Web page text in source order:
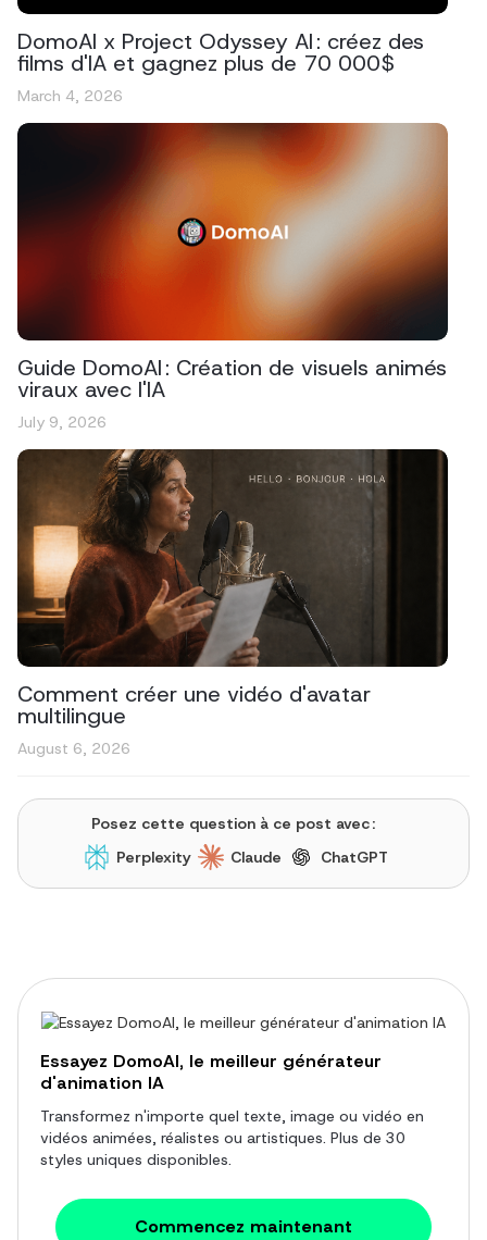
Posez cette question à ce post avec :
Perplexity
Claude ChatGPT
Essayez DomoAI, le meilleur générateur
d'animation IA
Transformez n'importe quel texte, image ou vidéo en
vidéos animées, réalistes ou artistiques. Plus de 30
styles uniques disponibles.
Commencez maintenant
DomoAI x Project Odyssey AI : créez des
films d'IA et gagnez plus de 70 000$
March 4, 2026
Guide DomoAI : Création de visuels animés
viraux avec l'IA
July 9, 2026
Comment créer une vidéo d'avatar
multilingue
August 6, 2026